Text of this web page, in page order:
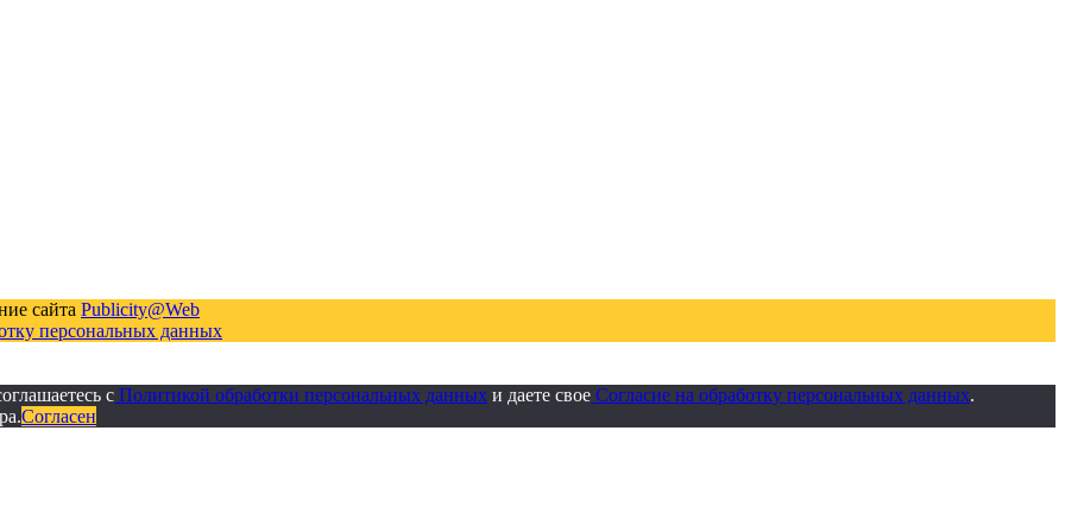
сайта Publicity@Web
персональных данных
с Политикой обработки персональных данных и даете свое Согласие на обработку персональных данных.
Согласен